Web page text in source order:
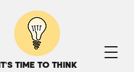
IT'S TIME TO THINK